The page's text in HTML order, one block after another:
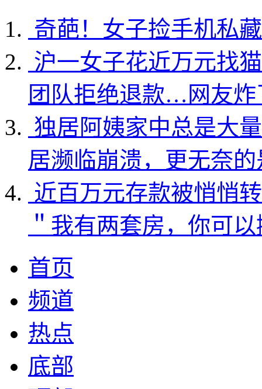
奇葩！女子捡手机私
沪一女子花近万元找
团队拒绝退款…网友炸
独居阿姨家中总是大
居濒临崩溃，更无奈
近百万元存款被悄悄
＂我有两套房，你可
首页
频道
热点
底部